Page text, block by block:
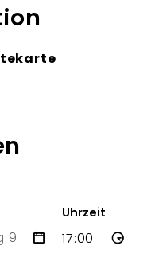
9
Uhrzeit